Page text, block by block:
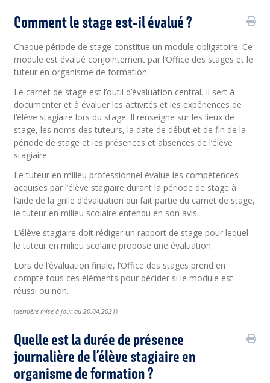
Comment le stage est-il évalué ?
Chaque période de stage constitue un module obligatoire. Ce
module est évalué conjointement par l’Office des stages et le
tuteur en organisme de formation.
Le carnet de stage est l’outil d’évaluation central. Il sert à
documenter et à évaluer les activités et les expériences de
l’élève stagiaire lors du stage. Il renseigne sur les lieux de
stage, les noms des tuteurs, la date de début et de fin de la
période de stage et les présences et absences de l’élève
stagiaire.
Le tuteur en milieu professionnel évalue les compétences
acquises par l’élève stagiaire durant la période de stage à
l’aide de la grille d’évaluation qui fait partie du carnet de stage,
le tuteur en milieu scolaire entendu en son avis.
L’élève stagiaire doit rédiger un rapport de stage pour lequel
le tuteur en milieu scolaire propose une évaluation.
Lors de l’évaluation finale, l’Office des stages prend en
compte tous ces éléments pour décider si le module est
réussi ou non.
(dernière mise à jour au 20.04.2021)
Quelle est la durée de présence
journalière de l’élève stagiaire en
organisme de formation ?